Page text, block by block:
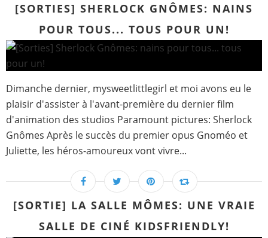
[SORTIES] SHERLOCK GNÔMES: NAINS
POUR TOUS... TOUS POUR UN!
Dimanche dernier, mysweetlittlegirl et moi avons eu le
plaisir d'assister à l'avant-première du dernier film
d'animation des studios Paramount pictures: Sherlock
Gnômes Après le succès du premier opus Gnoméo et
Juliette, les héros-amoureux vont vivre...
[SORTIE] LA SALLE MÔMES: UNE VRAIE
SALLE DE CINÉ KIDSFRIENDLY!